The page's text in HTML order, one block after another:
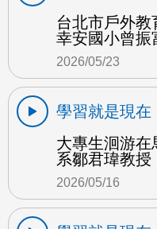
台北市戶外
幸安國小曾振
2026/05/23
學習就是現在
大專生洄游
系鄒君瑋教授
2026/05/16